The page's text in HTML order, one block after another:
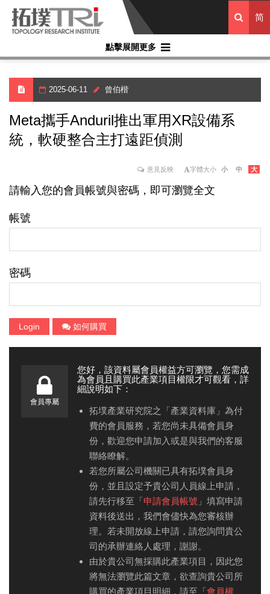
简
點擊展開更多
2025-06-11 曾伯楷
Meta攜手Anduril推出軍用XR設備系
統，軟硬整合主打遠距偵測
意見反映 字體大小 小 中 大
請輸入您的會員帳號與密碼，即可瀏覽全文
帳號
密碼
Login 如何購買
會員專屬
您好，該資料屬會員權益方可瀏覽，您需成
為會員且購買此產業項目權限才可觀看，詳
細說明如下：
拓墣產業研究院之「產業資料庫」為付
費的會員服務，若您尚未具備會員身
份，歡迎您申請加入或是與我們的客服
聯絡瞭解。
若您所屬公司機關已具有拓墣會員身
份，並且設定予貴公司人員線上申請，
請先行移至「申請會員帳號 」填寫申請
資料後送出，我們會儘快為您審核辦
理。若未開放線上申請，請您詢問貴公
司的承辦連絡人處理，謝謝。
由於貴公司無採購此產業項目，因此您
將無法瀏覽此篇文章，欲查詢貴公司所
購買的產業項目明細，請至「會員權